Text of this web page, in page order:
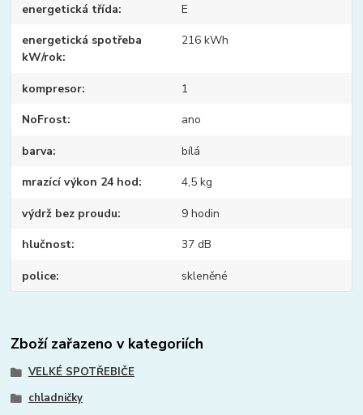
energetická třída E
energetická spotřeba
kW/rok
216 kWh
kompresor 1
NoFrost ano
barva bílá
mrazící výkon 24 hod 4,5 kg
výdrž bez proudu 9 hodin
hlučnost 37 dB
police skleněné
Zboží zařazeno v kategoriích
VELKÉ SPOTŘEBIČE
chladničky